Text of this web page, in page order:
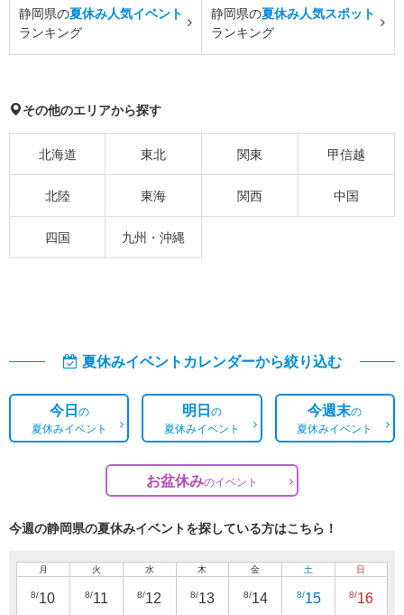
静岡県の夏休み人気イベント
ランキング
静岡県の夏休み人気スポット
ランキング
その他のエリアから探す
北海道 東北 関東 甲信越
北陸 東海 関西 中国
四国 九州・沖縄
夏休みイベントカレンダーから絞り込む
今日の
夏休みイベント
明日の
夏休みイベント
今週末の
夏休みイベント
お盆休みのイベント
今週の静岡県の夏休みイベントを探している方はこちら！
月
8/10
火
8/11
水
8/12
木
8/13
金
8/14
土
8/15
日
8/16